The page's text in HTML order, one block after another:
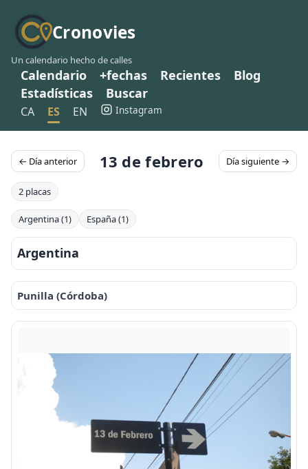
Cronovies
Un calendario hecho de calles
Calendario +fechas Recientes
Blog
Estadísticas
Buscar
CA ES EN Instagram
← Día anterior 13 de febrero Día siguiente →
2 placas
Argentina (1) España (1)
Argentina
Punilla (Córdoba)